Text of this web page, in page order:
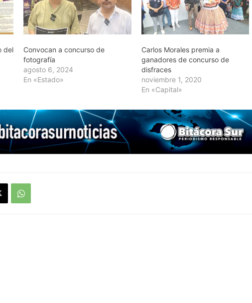
del
Convocan a concurso de
fotografía
agosto 6, 2024
En «Estado»
Carlos Morales premia a
ganadores de concurso de
disfraces
noviembre 1, 2020
En «Capital»